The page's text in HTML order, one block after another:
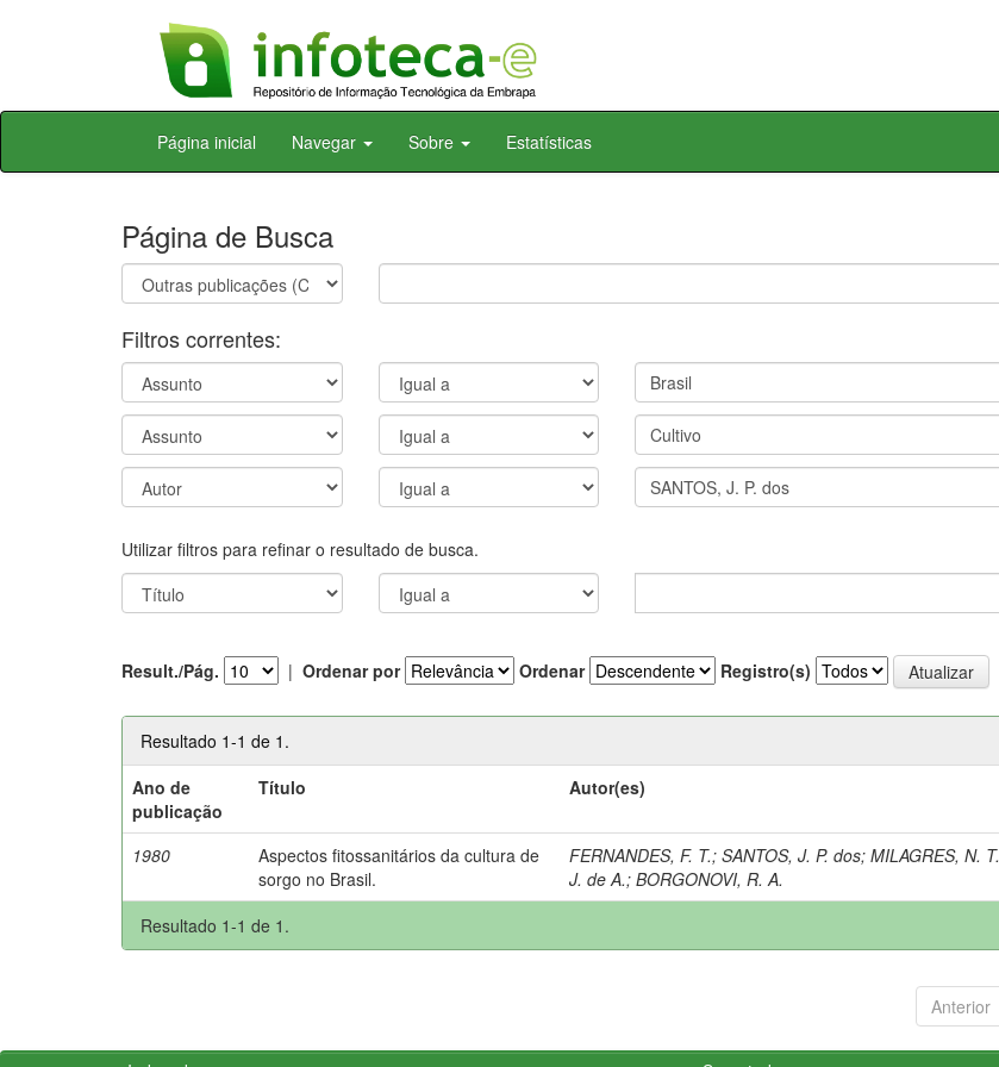
Skip
Página inicial Navegar Sobre Estatísticas
Página de Busca
Filtros correntes:
Utilizar filtros para refinar o resultado de busca.
Result./Pág. | Ordenar por Ordenar Registro(s)
Resultado 1-1 de 1.
Ano de
publicação
Título Autor(es)
1980
Aspectos fitossanitários da cultura de
sorgo no Brasil.
FERNANDES, F. T.;SANTOS, J. P. dos;MILAGRES, N. T.
J. de A.;BORGONOVI, R. A.
Resultado 1-1 de 1.
Anterior